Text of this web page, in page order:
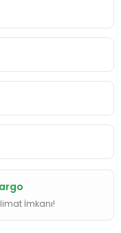
İmkanı!